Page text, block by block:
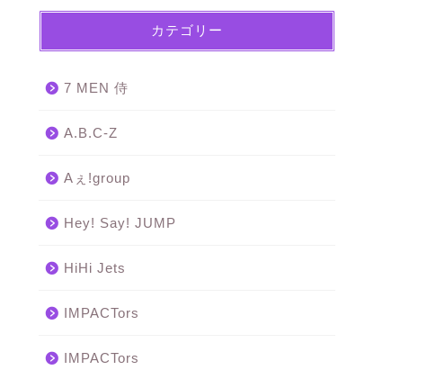
カテゴリー
7 MEN 侍
A.B.C-Z
Aぇ!group
Hey! Say! JUMP
HiHi Jets
IMPACTors
IMPACTors